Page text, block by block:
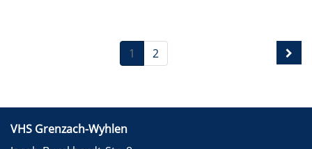
1 2
VHS Grenzach-Wyhlen